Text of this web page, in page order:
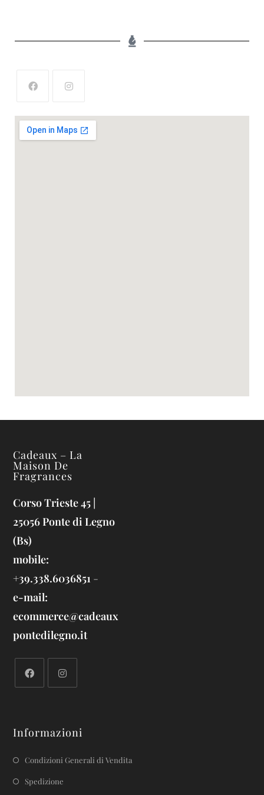
Cadeaux – La
Maison De
Fragrances
Corso Trieste 45 |
25056 Ponte di Legno
(Bs)
mobile:
+39.338.6036851 -
e-mail:
ecommerce@cadeaux
pontedilegno.it
Informazioni
Condizioni Generali di Vendita
Spedizione